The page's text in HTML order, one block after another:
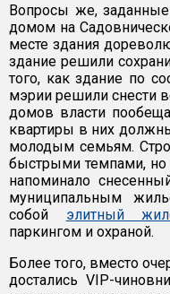
Вопросы же, заданные
домом на
месте здания
здание решили
того, как здание по
мэрии решили снести
домов власти
квартиры в них
молодым семьям.
быстрыми темпами, но
напоминало
муниципальным
собой элитный
паркингом и охраной.
Более того, вместо
достались VIP-